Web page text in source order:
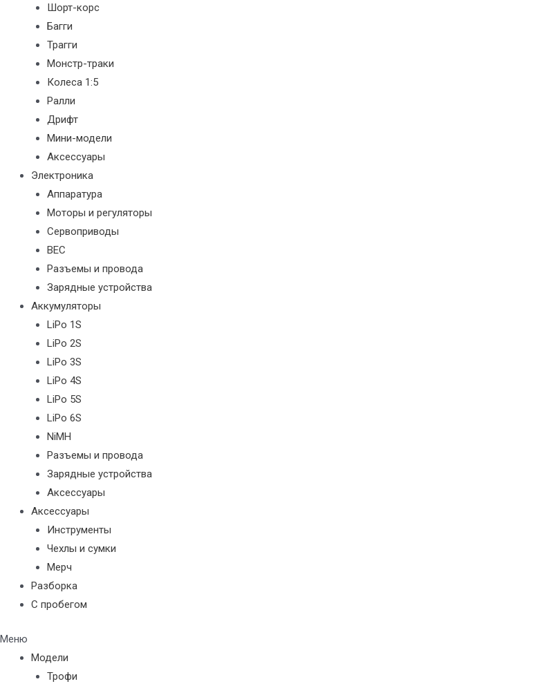
Шорт-корс
Багги
Трагги
Монстр-траки
Колеса 1:5
Ралли
Дрифт
Мини-модели
Аксессуары
Электроника
Аппаратура
Моторы и регуляторы
Сервоприводы
BEC
Разъемы и провода
Зарядные устройства
Аккумуляторы
LiPo 1S
LiPo 2S
LiPo 3S
LiPo 4S
LiPo 5S
LiPo 6S
NiMH
Разъемы и провода
Зарядные устройства
Аксессуары
Аксессуары
Инструменты
Чехлы и сумки
Мерч
Разборка
С пробегом
Меню
Модели
Трофи